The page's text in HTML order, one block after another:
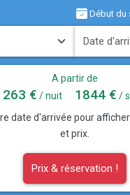
Début du
A partir de
263 € / nuit 1844 € /
date d'arrivée pour
et prix.
Prix & réservation !